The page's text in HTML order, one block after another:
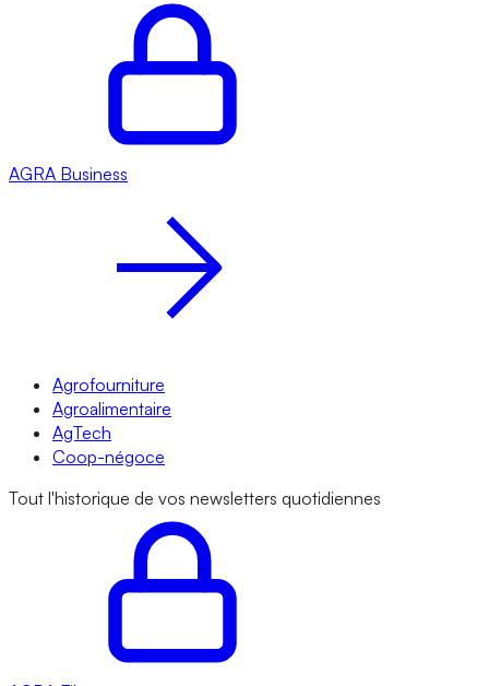
AGRA Business
Agrofourniture
Agroalimentaire
AgTech
Coop-négoce
Tout l'historique de vos newsletters quotidiennes